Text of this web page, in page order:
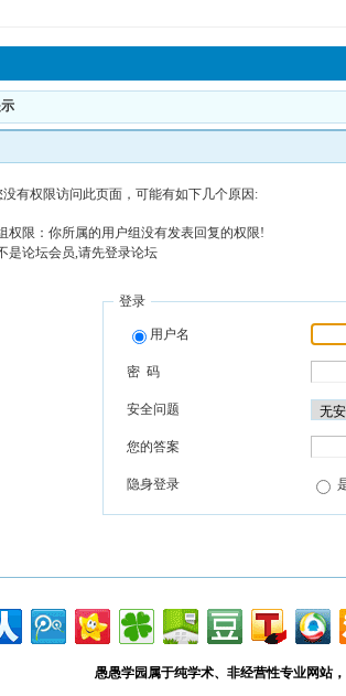
有权限访问此页面，可能有如下几个原因:
权限：你所属的用户组没有发表回复的权限!
是论坛会员,请先登录论坛
登录
用户名
密 码
安全问题
您的答案
隐身登录
愚愚学园属于纯学术、非经营性专业网站